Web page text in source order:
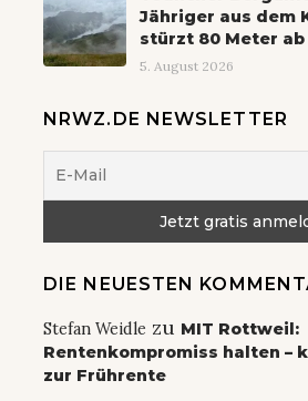
Jähriger aus dem
stürzt 80 Meter ab
5. August 2026
NRWZ.DE NEWSLETTER
DIE NEUESTEN
Stefan Weidle zu MIT Rottweil:
Rentenkompromiss halten –
zur Frührente